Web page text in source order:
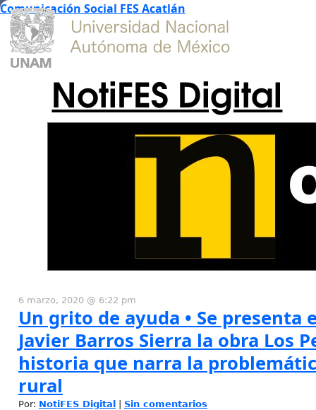
Comunicación Social FES Acatlán
NotiFES Digital
6 marzo, 2020 @ 6:22 pm
Un grito de ayuda • Se presenta
Javier Barros Sierra la obra Los
historia que narra la
rural
Por: NotiFES Digital Sin comentarios